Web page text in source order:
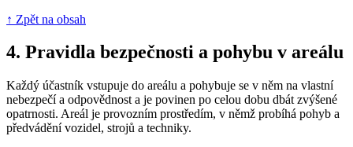
↑ Zpět na obsah
4. Pravidla bezpečnosti a pohybu v areálu
Každý účastník vstupuje do areálu a pohybuje se v něm na vlastní
nebezpečí a odpovědnost a je povinen po celou dobu dbát zvýšené
opatrnosti. Areál je provozním prostředím, v němž probíhá pohyb a
předvádění vozidel, strojů a techniky.